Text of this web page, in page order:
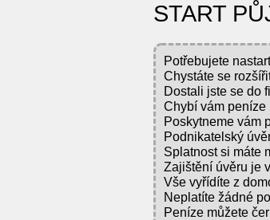
START
Potřebujete
Chystáte se
Dostali jste se do
Chybí vám peníze
Poskytneme vám
Podnikatelský
Splatnost si máte
Zajištění úvěru je
Vše vyřídíte z
Neplatíte žádné
Peníze můžete